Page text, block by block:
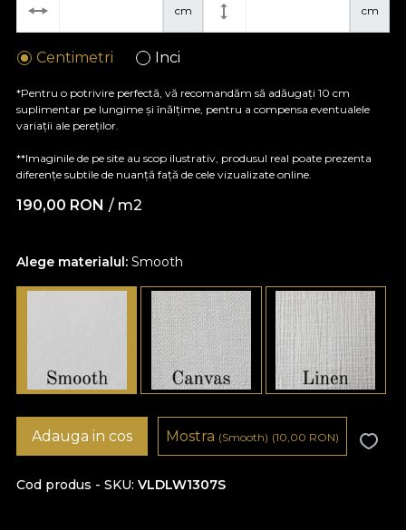
Alege materialul: Smooth
cm cm
Centimetri Inci
*Pentru o potrivire perfectă, vă recomandăm să adăugați 10 cm
suplimentar pe lungime și înălțime, pentru a compensa eventualele
variații ale pereților.
**Imaginile de pe site au scop ilustrativ, produsul real poate prezenta
diferențe subtile de nuanță față de cele vizualizate online.
190,00 RON / m2
Cod produs - SKU VLDLW1307S
Adauga in cos Mostra (Smooth) (10,00 RON)